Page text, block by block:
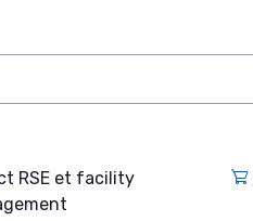
RSE et facility